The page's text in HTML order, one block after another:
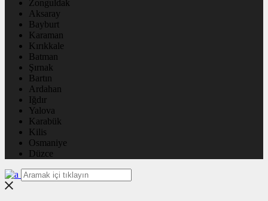
Zonguldak
Aksaray
Bayburt
Karaman
Kırıkkale
Batman
Şırnak
Bartın
Ardahan
Iğdır
Yalova
Karabük
Kilis
Osmaniye
Düzce